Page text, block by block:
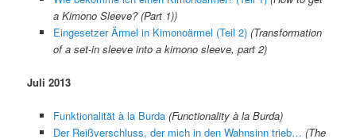
a Kimono Sleeve? (Part 1))
Eingesetzer Ärmel in Kimonoärmel (Teil 2) (Transformation
of a set-in sleeve into a kimono sleeve, part 2)
Juli 2013
Funktionalität à la Burda (Functionality à la Burda)
Der Reißverschluss, der mich in den Wahnsinn trieb… (The